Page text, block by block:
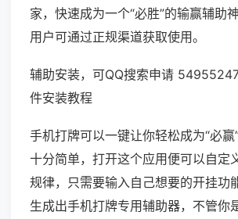
家，快速成为一个“必胜”的输赢辅助
用户可通过正规渠道获取使用。
辅助安装，可QQ搜索申请
件安装教程
手机打牌可以一键让你轻松成为“必
十分简单，打开这个应用便可以自定
规律，只需要输入自己想要的开挂功
生成出手机打牌专用辅助器，不管你